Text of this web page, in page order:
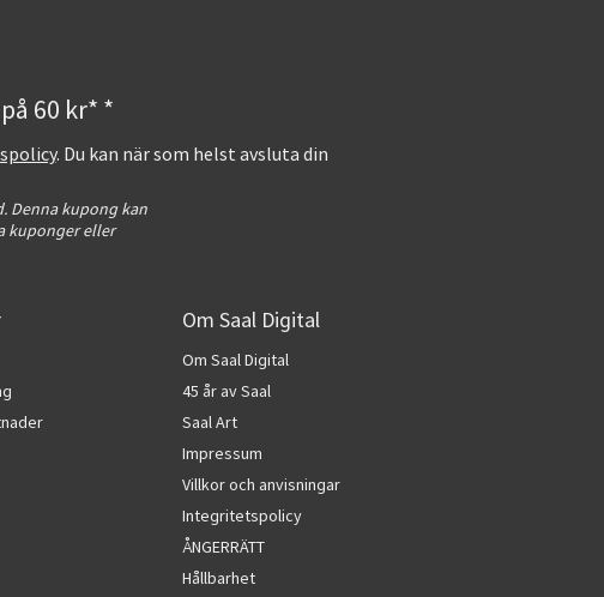
60 kr* *
. Du kan när som helst avsluta din
Denna kupong kan
kuponger eller
Om Saal Digital
Om Saal Digital
45 år av Saal
Saal Art
Impressum
Villkor och anvisningar
Integritetspolicy
ÅNGERRÄTT
Hållbarhet